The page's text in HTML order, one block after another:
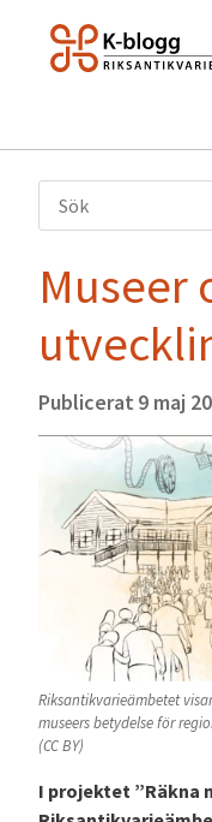
Museer
Publicerat 9 maj
Riksantikvarieämbetet
museers betydelse för
(CC BY)
I projektet ”Räkna